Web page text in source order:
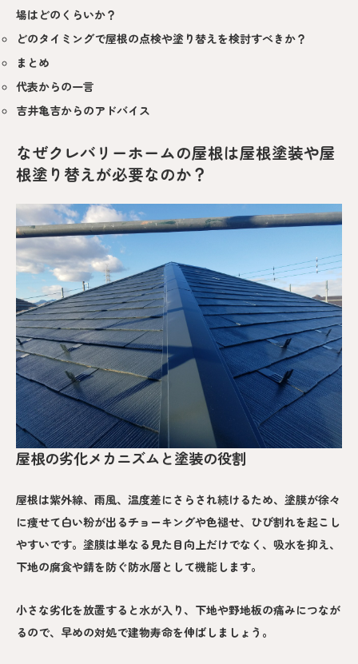
場はどのくらいか？
どのタイミングで屋根の点検や塗り替えを検討すべきか？
まとめ
代表からの一言
吉井亀吉からのアドバイス
なぜクレバリーホームの屋根は屋根塗装や屋
根塗り替えが必要なのか？
屋根の劣化メカニズムと塗装の役割
屋根は紫外線、雨風、温度差にさらされ続けるため、塗膜が徐々
に痩せて白い粉が出るチョーキングや色褪せ、ひび割れを起こし
やすいです。塗膜は単なる見た目向上だけでなく、吸水を抑え、
下地の腐食や錆を防ぐ防水層として機能します。
小さな劣化を放置すると水が入り、下地や野地板の痛みにつなが
るので、早めの対処で建物寿命を伸ばしましょう。